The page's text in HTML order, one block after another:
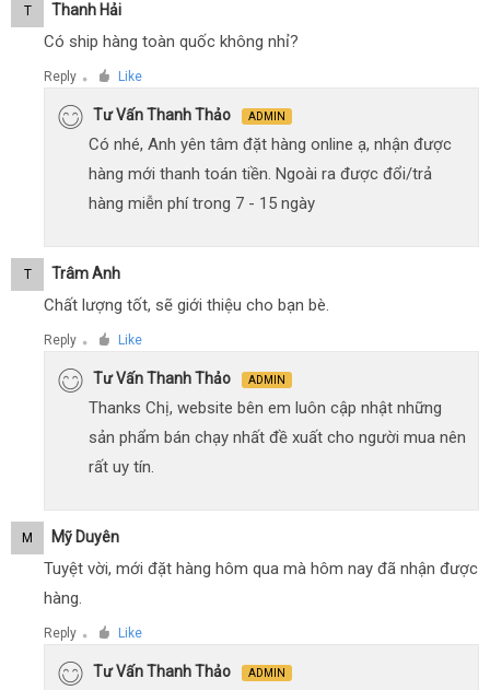
T Thanh Hải
Có ship hàng toàn quốc không nhỉ?
Reply ● Like
Tư Vấn Thanh Thảo ADMIN
Có nhé, Anh yên tâm đặt hàng online ạ, nhận được
hàng mới thanh toán tiền. Ngoài ra được đổi/trả
hàng miễn phí trong 7 - 15 ngày
T Trâm Anh
Chất lượng tốt, sẽ giới thiệu cho bạn bè.
Reply ● Like
Tư Vấn Thanh Thảo ADMIN
Thanks Chị, website bên em luôn cập nhật những
sản phẩm bán chạy nhất đề xuất cho người mua nên
rất uy tín.
M Mỹ Duyên
Tuyệt vời, mới đặt hàng hôm qua mà hôm nay đã nhận được
hàng.
Reply ● Like
Tư Vấn Thanh Thảo ADMIN